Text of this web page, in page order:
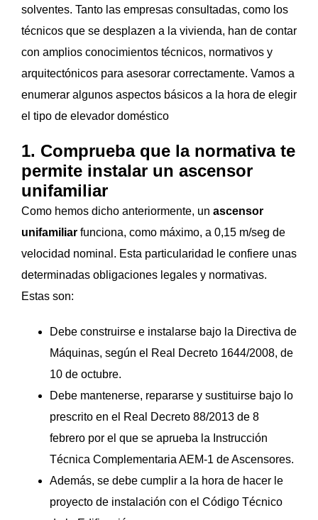
solventes. Tanto las empresas consultadas, como los
técnicos que se desplazen a la vivienda, han de contar
con amplios conocimientos técnicos, normativos y
arquitectónicos para asesorar correctamente. Vamos a
enumerar algunos aspectos básicos a la hora de elegir
el tipo de elevador doméstico
1. Comprueba que la normativa te
permite instalar un ascensor
unifamiliar
Como hemos dicho anteriormente, un ascensor
unifamiliar funciona, como máximo, a 0,15 m/seg de
velocidad nominal. Esta particularidad le confiere unas
determinadas obligaciones legales y normativas.
Estas son:
Debe construirse e instalarse bajo la Directiva de
Máquinas, según el Real Decreto 1644/2008, de
10 de octubre.
Debe mantenerse, repararse y sustituirse bajo lo
prescrito en el Real Decreto 88/2013 de 8
febrero por el que se aprueba la Instrucción
Técnica Complementaria AEM-1 de Ascensores.
Además, se debe cumplir a la hora de hacer le
proyecto de instalación con el Código Técnico